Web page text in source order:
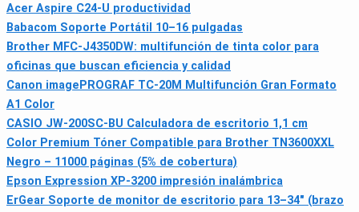
Acer Aspire C24-U productividad
Babacom Soporte Portátil 10–16 pulgadas
Brother MFC-J4350DW: multifunción de tinta color para
oficinas que buscan eficiencia y calidad
Canon imagePROGRAF TC-20M Multifunción Gran Formato
A1 Color
CASIO JW-200SC-BU Calculadora de escritorio 1,1 cm
Color Premium Tóner Compatible para Brother TN3600XXL
Negro – 11000 páginas (5% de cobertura)
Epson Expression XP-3200 impresión inalámbrica
ErGear Soporte de monitor de escritorio para 13–34" (brazo